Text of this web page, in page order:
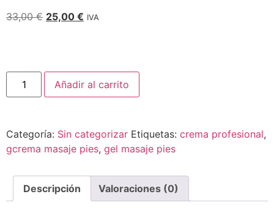
33,00€ 25,00 € IVA
Añadir al carrito
Categoría: Sin categorizar Etiquetas: crema profesional,
gcrema masaje pies, gel masaje pies
Descripción Valoraciones (0)